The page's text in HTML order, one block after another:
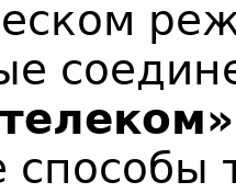
способы